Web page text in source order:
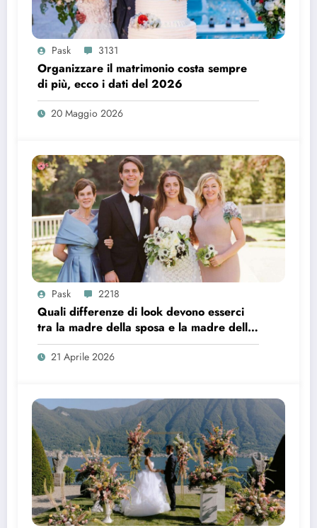
Pask 3131
Organizzare il matrimonio costa sempre
di più, ecco i dati del 2026
20 Maggio 2026
Pask 2218
Quali differenze di look devono esserci
tra la madre della sposa e la madre dello
sposo?
21 Aprile 2026